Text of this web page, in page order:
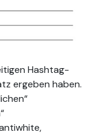
Hashtag-
ergeben haben.